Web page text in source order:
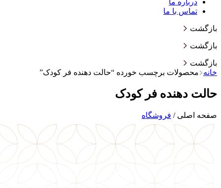
درباره ما
تماس با ما
بازگشت
بازگشت
بازگشت
خانه
محصولات برچسب خورده “حالت دهنده فر کودک”
حالت دهنده فر کودک
صفحه اصلی / فروشگاه